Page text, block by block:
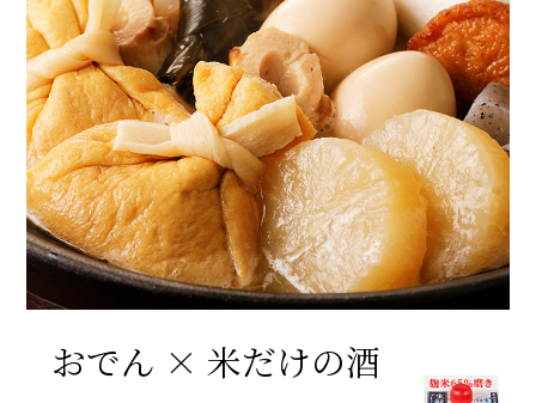
おでん × 米だけの酒